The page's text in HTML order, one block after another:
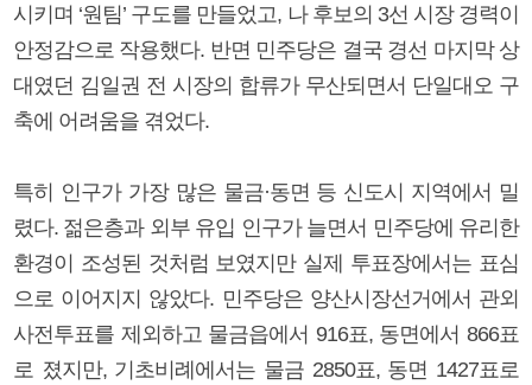
시키며 ‘원팀’ 구도를 만들었고, 나 후보의 3선 시장 경력이
안정감으로 작용했다. 반면 민주당은 결국 경선 마지막 상
대였던 김일권 전 시장의 합류가 무산되면서 단일대오 구
축에 어려움을 겪었다.
특히 인구가 가장 많은 물금·동면 등 신도시 지역에서 밀
렸다. 젊은층과 외부 유입 인구가 늘면서 민주당에 유리한
환경이 조성된 것처럼 보였지만 실제 투표장에서는 표심
으로 이어지지 않았다. 민주당은 양산시장선거에서 관외
사전투표를 제외하고 물금읍에서 916표, 동면에서 866표
로 졌지만, 기초비례에서는 물금 2850표, 동면 1427표로